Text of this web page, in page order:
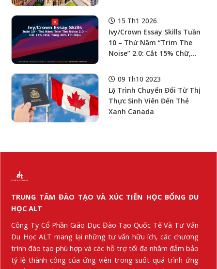
Kỷ: Thống Kê Và Tổng Quan
Lịch Sử
15 Th1 2026
Ivy/Crown Essay Skills Tuần
10 – Thứ Năm “Trim The
Noise” 2.0: Cắt 15% Chữ,
Economy + Clarity + Reader
Experience)
09 Th10 2023
Lộ Trình Chuyển Đổi Từ Thị
Thực Sinh Viên Đến Thẻ
Xanh Canada
TRUNG TÂM ĐÀO TẠO VÀ XÚC TIẾN HỌC BỔNG DU
HỌC ALT
Công Ty Cổ Phần Giáo Dục Đào Tạo Quốc Tế Và Tư Vấn
Du Học ALT mang lại những tư vấn hữu ích, các chương
trình đào tạo phù hợp và các hỗ trợ tối đa nhằm đảm bảo
tỷ lệ thành công của ứng viên trong suốt quá trình ứng